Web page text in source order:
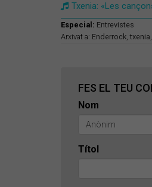
Txenia: «Les
Especial: Entrevistes
Arxivat a: Enderrock,txenia,
FES EL TEU
Nom
Títol